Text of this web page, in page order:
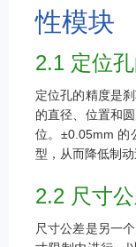
性模块
2.1 定位
定位孔的精度是
的直径、位置和
位。±0.05mm 的
型，从而降低制
2.2 尺寸
尺寸公差是另一